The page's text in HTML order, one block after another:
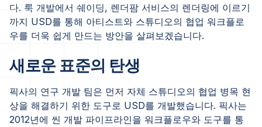
다. 룩 개발에서 쉐이딩, 렌더팜 서비스의 렌더링에 이르기
까지 USD를 통해 아티스트와 스튜디오의 협업 워크플로
우를 더욱 쉽게 만드는 방안을 살펴보겠습니다.
새로운 표준의 탄생
픽사의 연구 개발 팀은 먼저 자체 스튜디오의 협업 병목 현
상을 해결하기 위한 도구로 USD를 개발했습니다. 픽사는
2012년에 씬 개발 파이프라인을 워크플로우와 도구를 통